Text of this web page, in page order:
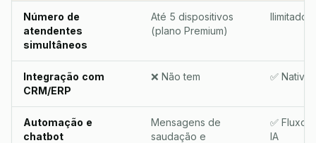
Número de
atendentes
simultâneos
Até 5 dispositivos
(plano Premium)
Ilimitado
Integração com
CRM/ERP
❌ Não tem ✅ Nativa
Automação e
chatbot
Mensagens de
saudação e
✅
IA